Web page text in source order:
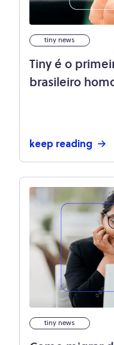
tiny news
Tiny é o
brasileiro
keep reading
tiny news